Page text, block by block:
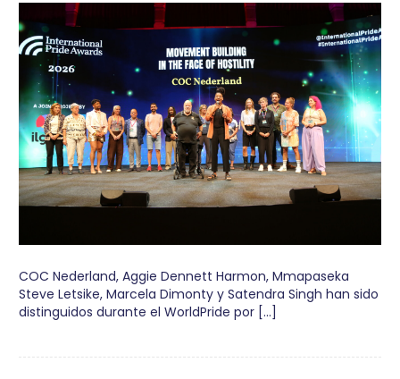
COC Nederland, Aggie Dennett Harmon, Mmapaseka
Steve Letsike, Marcela Dimonty y Satendra Singh han sido
distinguidos durante el WorldPride por […]